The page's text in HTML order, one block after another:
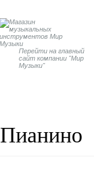
Перейти на главный
сайт компании "Мир
Музыки"
Пианино